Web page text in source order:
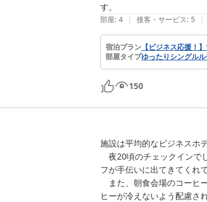
す。
部屋: 4 | 接客・サービス: 5 |
宿泊プラン 【ビジネス応援！
部屋タイプゆったりシングルル
150
施設は平均的なビジネスホ
夜20頃のチェックインで
フが手伝いに出てきてくれ
また、朝食会場のコーヒ
ヒーが冷えないよう配慮さ